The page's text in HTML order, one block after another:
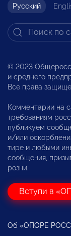
Русский
© 2023
и среднего
Все права
Комментарии на
требованиям
публикуем
и/или
тире и любыми
сообщения,
розни.
Вступи в
Об «ОПОРЕ